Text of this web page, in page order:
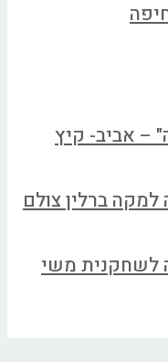
– אביב- קיץ
קרולינה למקה ברלין צולם
לשחקנית משי